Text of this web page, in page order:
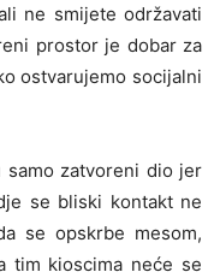
ne smijete održavati
prostor je dobar za
ostvarujemo socijalni
samo zatvoreni dio jer
se bliski kontakt ne
se opskrbe mesom,
tim kioscima neće se